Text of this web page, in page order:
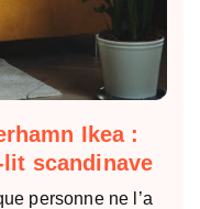
Ikea :
scandinave
personne ne l’a